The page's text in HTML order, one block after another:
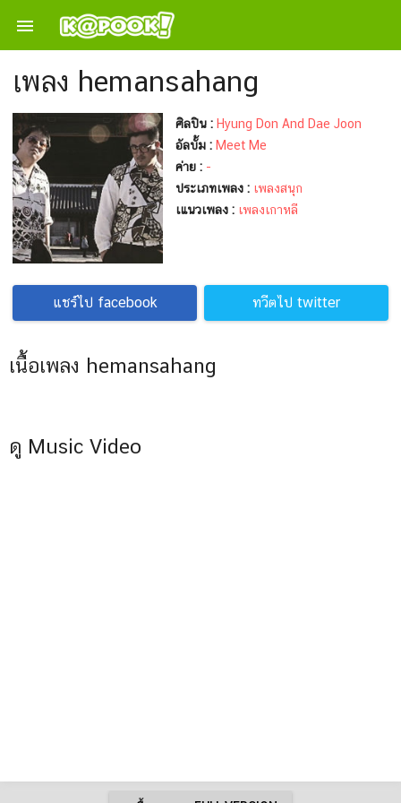

เพลง hemansahang
ศิลปิน : Hyung Don And Dae Joon
อัลบั้ม : Meet Me
ค่าย : -
ประเภทเพลง : เพลงสนุก
เแนวเพลง : เพลงเกาหลี
แชร์ไป facebook ทวีตไป twitter
เนื้อเพลง hemansahang
ดู Music Video